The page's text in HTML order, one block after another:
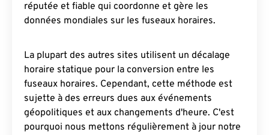
réputée et fiable qui coordonne et gère les
données mondiales sur les fuseaux horaires.
La plupart des autres sites utilisent un décalage
horaire statique pour la conversion entre les
fuseaux horaires. Cependant, cette méthode est
sujette à des erreurs dues aux événements
géopolitiques et aux changements d'heure. C'est
pourquoi nous mettons régulièrement à jour notre